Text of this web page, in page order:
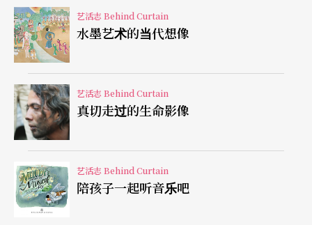
太」就算言者无意，难道听者也可以无心？再加上
呼之欲出的酸溜溜——本来的夫妇同心，其利断金，
在一个皇储，一个皇妃之间，却变了是争锋头，抢
收视。
什么是一国之君？
能从大众需要角度思考和行动的人，而不是做什么
都只为自己著想的人。
艺活志 Behind Curtain
水墨艺术的当代想像
艺活志 Behind Curtain
真切走过的生命影像
艺活志 Behind Curtain
陪孩子一起听音乐吧